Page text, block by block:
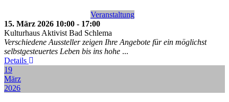
Veranstaltung
15. März 2026 10:00 - 17:00
Kulturhaus Aktivist Bad Schlema
Verschiedene Aussteller zeigen Ihre Angebote für ein möglichst
selbstgesteuertes Leben bis ins hohe ...
Details
19
März
2026